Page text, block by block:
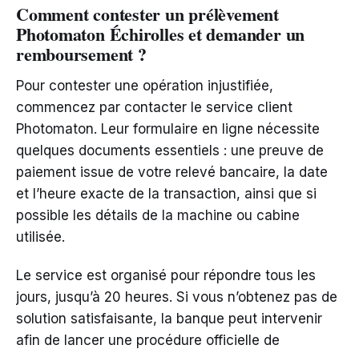
Comment contester un prélèvement
Photomaton Échirolles et demander un
remboursement ?
Pour contester une opération injustifiée,
commencez par contacter le service client
Photomaton. Leur formulaire en ligne nécessite
quelques documents essentiels : une preuve de
paiement issue de votre relevé bancaire, la date
et l’heure exacte de la transaction, ainsi que si
possible les détails de la machine ou cabine
utilisée.
Le service est organisé pour répondre tous les
jours, jusqu’à 20 heures. Si vous n’obtenez pas de
solution satisfaisante, la banque peut intervenir
afin de lancer une procédure officielle de